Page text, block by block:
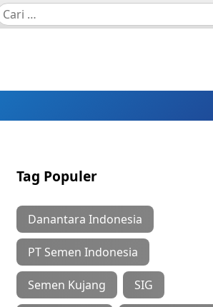
Tag Populer
Danantara Indonesia
PT Semen Indonesia
Semen Kujang SIG